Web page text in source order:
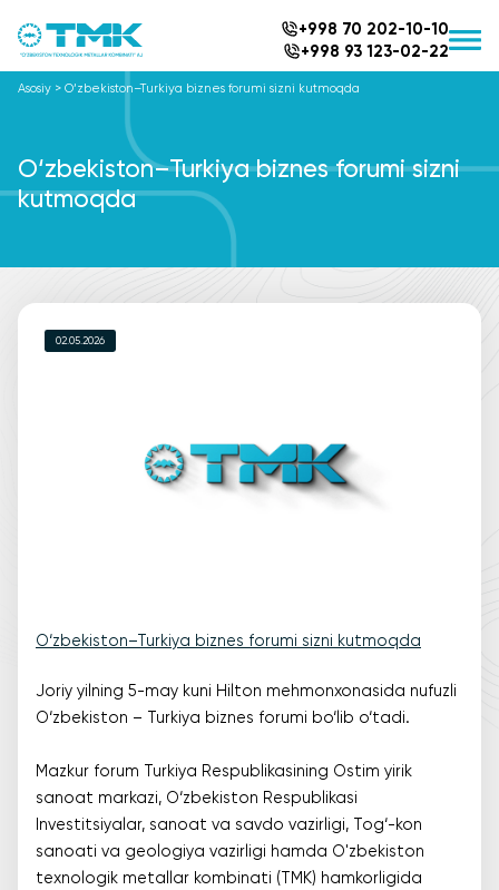
+998 70 202-10-10
+998 93 123-02-22
Asosiy > O‘zbekiston–Turkiya biznes forumi sizni kutmoqda
O‘zbekiston–Turkiya biznes forumi sizni
kutmoqda
02.05.2026
O‘zbekiston–Turkiya biznes forumi sizni kutmoqda
Joriy yilning 5-may kuni Hilton mehmonxonasida nufuzli
O‘zbekiston – Turkiya biznes forumi bo‘lib o‘tadi.
Mazkur forum Turkiya Respublikasining Ostim yirik
sanoat markazi, O‘zbekiston Respublikasi
Investitsiyalar, sanoat va savdo vazirligi, Tog‘-kon
sanoati va geologiya vazirligi hamda O'zbekiston
texnologik metallar kombinati (TMK) hamkorligida